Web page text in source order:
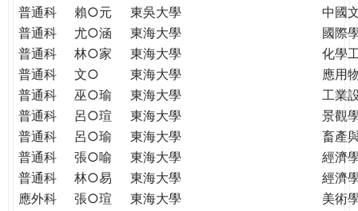
普通科
賴○元 東吳大學
中國
普通科
尤○涵 東海大學
國際
普通科
林○家 東海大學
化學
普通科
文○ 東海大學
應用
普通科
巫○瑜 東海大學
工業
普通科
呂○瑄 東海大學
景觀
普通科
呂○瑜 東海大學
畜產
普通科
張○喻 東海大學
經濟
普通科
林○易 東海大學
經濟
應外科
張○瑄 東海大學
美術